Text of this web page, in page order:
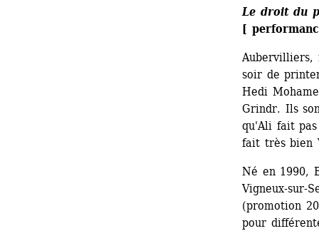
Le droit du
[
Aubervilliers,
soir de
Hedi
Grindr. Ils
qu'Ali fait
fait très bien
Né en 1990,
Vigneux-sur-
(promotion
pour